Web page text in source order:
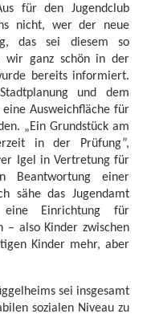
für den Jugendclub
nicht, wer der neue
das sei diesem so
wir ganz schön in der
bereits informiert.
und dem
Ausweichfläche für
„Ein Grundstück am
in der Prüfung”,
Igel in Vertretung für
Beantwortung einer
sähe das Jugendamt
Einrichtung für
– also Kinder zwischen
Kinder mehr, aber
sei insgesamt
sozialen Niveau zu